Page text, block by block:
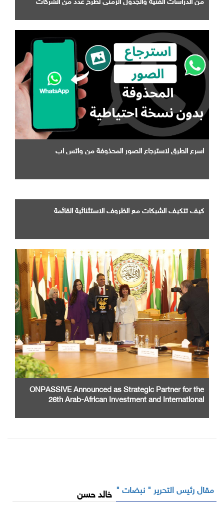
اسرع الطرق لاسترجاع الصور المحذوفة من واتس اب
كيف تتكيف الشبكات مع الظروف الاستثنائية القائمة
ONPASSIVE Announced as Strategic Partner for the
26th Arab-African Investment and International
مقال رئيس التحرير " نبضات " خالد حسن